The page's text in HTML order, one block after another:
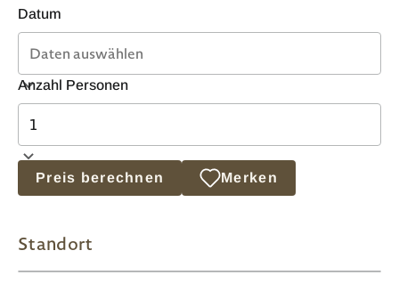
Datum
Anzahl Personen
Preis berechnen Merken
Standort